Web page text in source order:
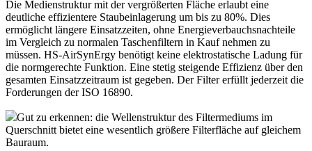
Die Medienstruktur mit der vergrößerten Fläche erlaubt eine
deutliche effizientere Staubeinlagerung um bis zu 80%. Dies
ermöglicht längere Einsatzzeiten, ohne Energieverbauchsnachteile
im Vergleich zu normalen Taschenfiltern in Kauf nehmen zu
müssen. HS-AirSynErgy benötigt keine elektrostatische Ladung für
die normgerechte Funktion. Eine stetig steigende Effizienz über den
gesamten Einsatzzeitraum ist gegeben. Der Filter erfüllt jederzeit die
Forderungen der ISO 16890.
Gut zu erkennen: die Wellenstruktur des Filtermediums im
Querschnitt bietet eine wesentlich größere Filterfläche auf gleichem
Bauraum.